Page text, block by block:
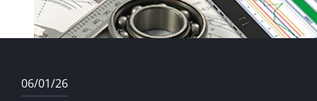
06/01/26